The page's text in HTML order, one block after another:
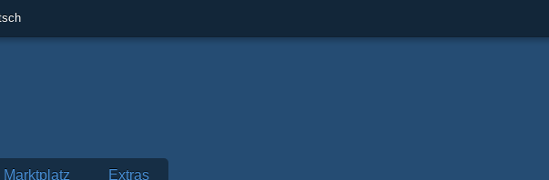
Marktplatz Extras